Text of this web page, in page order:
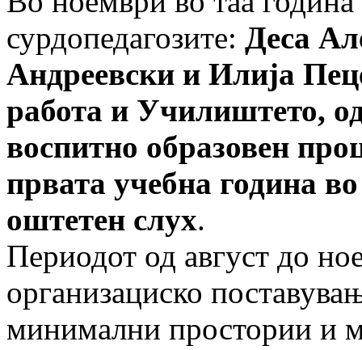
сурдопедагозите: Деса
Андреевски и Илија
работа и Училиштето,
воспитно образовен
првата учебна година
оштетен слух.
Периодот од август до
организациско
минимални простории и